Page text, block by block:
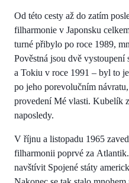
Od této cesty až do zatím
filharmonie v Japonsku
turné přibylo po roce 1989,
Pověstná jsou dvě
a Tokiu v roce 1991 – byl to
po jeho porevolučním
provedení Mé vlasti. Kubelík
naposledy.
V říjnu a listopadu 1965
filharmonii poprvé za
navštívit Spojené státy